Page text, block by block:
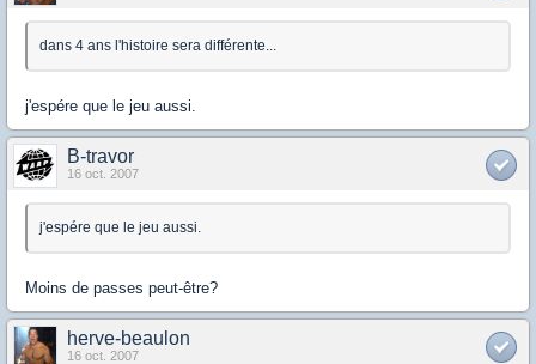
dans 4 ans l'histoire sera différente...
j'espére que le jeu aussi.
B-travor
16 oct. 2007
j'espére que le jeu aussi.
Moins de passes peut-être?
herve-beaulon
16 oct. 2007